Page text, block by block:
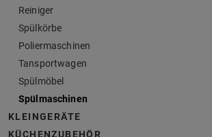
Reiniger
Spülkörbe
Poliermaschinen
Tansportwagen
Spülmöbel
Spülmaschinen
KLEINGERÄTE
KÜCHENZUBEHÖR